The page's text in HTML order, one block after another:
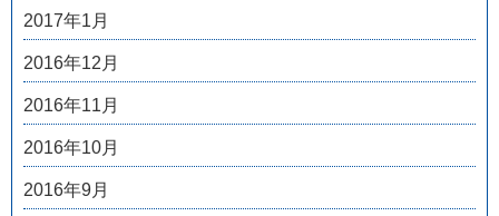
2017年1月
2016年12月
2016年11月
2016年10月
2016年9月